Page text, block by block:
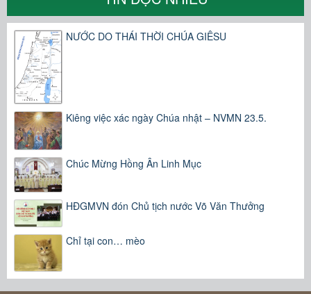
NƯỚC DO THÁI THỜI CHÚA GIÊSU
Kiêng việc xác ngày Chúa nhật – NVMN 23.5.
Chúc Mừng Hồng Ân Linh Mục
HĐGMVN đón Chủ tịch nước Võ Văn Thưởng
Chỉ tại con… mèo